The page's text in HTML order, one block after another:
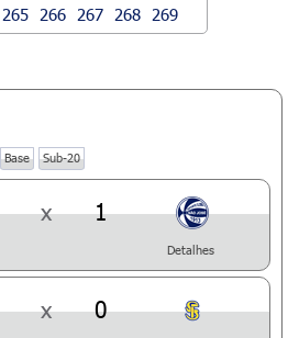
265 266 267 268 269
Base Sub-20
x 1
Detalhes
x 0